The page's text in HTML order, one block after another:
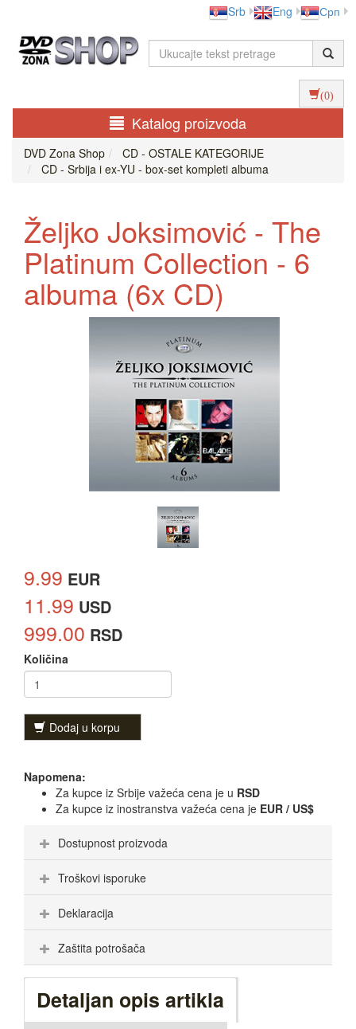
Srb Eng Срп
(0)
Katalog proizvoda
DVD Zona Shop
CD - OSTALE KATEGORIJE
CD - Srbija i ex-YU - box-set kompleti albuma
Željko Joksimović - The
Platinum Collection - 6
albuma (6x CD)
9.99 EUR
11.99 USD
999.00 RSD
Količina
Dodaj u korpu
Napomena:
Za kupce iz Srbije važeća cena je u RSD
Za kupce iz inostranstva važeća cena je EUR / US$
Dostupnost proizvoda
Troškovi isporuke
Deklaracija
Zaštita potrošača
Detaljan opis artikla